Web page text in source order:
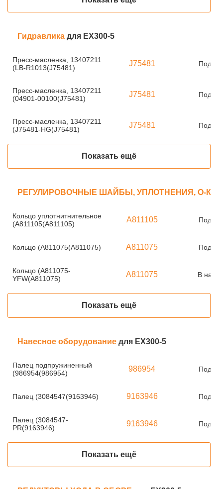
Гидравлика для EX300-5
Пресс-масленка, 13407211
(LB-R1013(J75481)
J75481 Под
Пресс-масленка, 13407211
(04901-00100(J75481)
J75481 Под
Пресс-масленка, 13407211
(J75481-HG(J75481)
J75481 Под
Показать ещё
РЕГУЛИРОВОЧНЫЕ ШАЙБЫ, УПЛОТНЕНИЯ, О-
Кольцо уплотнитнительное
(A811105(A811105)
A811105 Под
Кольцо (A811075(A811075) A811075 Под
Кольцо (A811075-
YFW(A811075)
A811075 В
Показать ещё
Навесное оборудование для EX300-5
Палец подпружиненный
(986954(986954)
986954 Под
Палец (3084547(9163946) 9163946 Под
Палец (3084547-
PR(9163946)
9163946 Под
Показать ещё